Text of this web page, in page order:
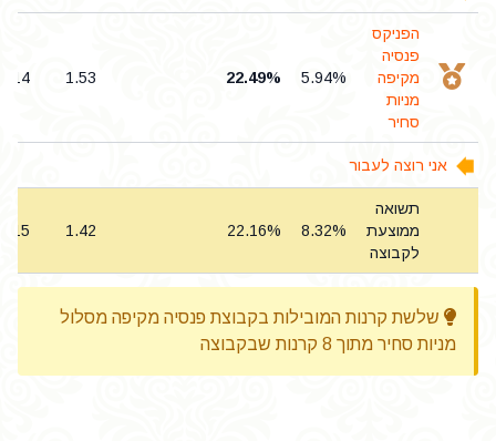
הפניקס
פנסיה
מקיפה
מניות
סחיר
5.94%
22.49%
1.53
0.14
אני רוצה לעבור
תשואה
ממוצעת
לקבוצה
8.32%
22.16%
1.42
0.15
שלשת קרנות המובילות בקבוצת פנסיה מקיפה מסלול
מניות סחיר מתוך 8 קרנות שבקבוצה